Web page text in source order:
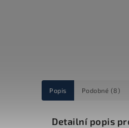
Popis Podobné (8)
Detailní popis